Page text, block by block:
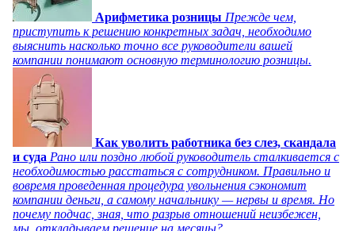
Арифметика розницы Прежде чем,
приступить к решению конкретных задач, необходимо
выяснить насколько точно все руководители вашей
компании понимают основную терминологию розницы.
Как уволить работника без слез, скандала
и суда Рано или поздно любой руководитель сталкивается с
необходимостью расстаться с сотрудником. Правильно и
вовремя проведенная процедура увольнения сэкономит
компании деньги, а самому начальнику — нервы и время. Но
почему подчас, зная, что разрыв отношений неизбежен,